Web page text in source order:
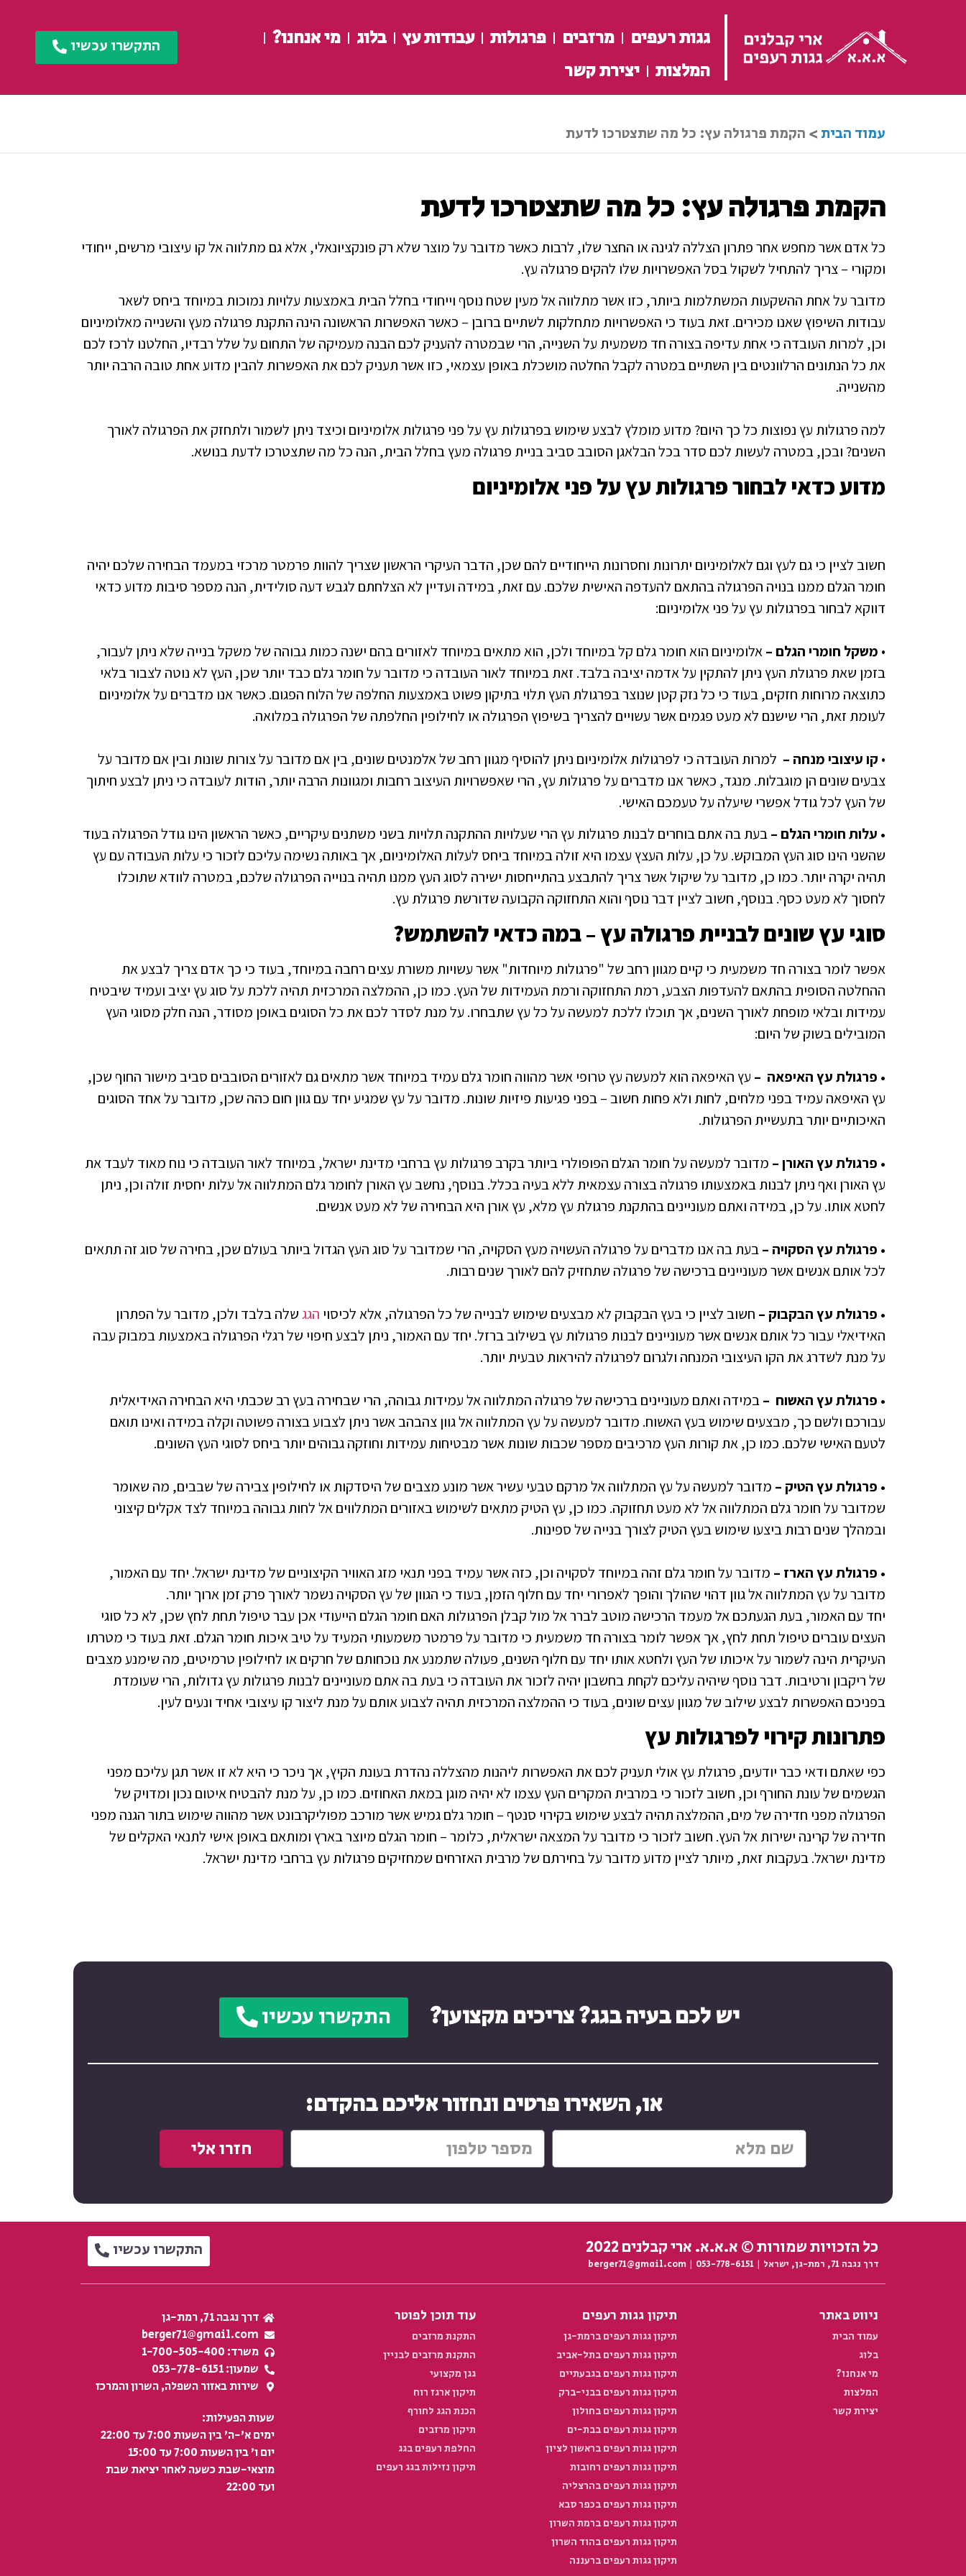
גגות רעפים מרזבים פרגולות עבודות עץ בלוג
מי אנחנו?
המלצות
יצירת קשר
התקשרו עכשיו
עמוד הבית> הקמת פרגולה עץ: כל מה שתצטרכו לדעת
הקמת פרגולה עץ: כל מה שתצטרכו לדעת
כל אדם אשר מחפש אחר פתרון הצללה לגינה או החצר שלו, לרבות כאשר מדובר על מוצר שלא רק פונקציונאלי, אלא גם מתלווה אל קו עיצובי מרשים, ייחודי
ומקורי – צריך להתחיל לשקול בסל האפשרויות שלו להקים פרגולה עץ.
מדובר על אחת ההשקעות המשתלמות ביותר, כזו אשר מתלווה אל מעין שטח נוסף וייחודי בחלל הבית באמצעות עלויות נמוכות במיוחד ביחס לשאר
עבודות השיפוץ שאנו מכירים. זאת בעוד כי האפשרויות מתחלקות לשתיים ברובן – כאשר האפשרות הראשונה הינה התקנת פרגולה מעץ והשנייה מאלומיניום
וכן, למרות העובדה כי אחת עדיפה בצורה חד משמעית על השנייה, הרי שבמטרה להעניק לכם הבנה מעמיקה של התחום על שלל רבדיו, החלטנו לרכז לכם
את כל הנתונים הרלוונטים בין השתיים במטרה לקבל החלטה מושכלת באופן עצמאי, כזו אשר תעניק לכם את האפשרות להבין מדוע אחת טובה הרבה יותר
מהשנייה.
למה פרגולות עץ נפוצות כל כך היום? מדוע מומלץ לבצע שימוש בפרגולות עץ על פני פרגולות אלומיניום וכיצד ניתן לשמור ולתחזק את הפרגולה לאורך
השנים? ובכן, במטרה לעשות לכם סדר בכל הבלאגן הסובב סביב בניית פרגולה מעץ בחלל הבית, הנה כל מה שתצטרכו לדעת בנושא.
מדוע כדאי לבחור פרגולות עץ על פני אלומיניום
חשוב לציין כי גם לעץ וגם לאלומיניום יתרונות וחסרונות הייחודיים להם שכן, הדבר העיקרי הראשון שצריך להוות פרמטר מרכזי במעמד הבחירה שלכם יהיה
חומר הגלם ממנו בנויה הפרגולה בהתאם להעדפה האישית שלכם. עם זאת, במידה ועדיין לא הצלחתם לגבש דעה סולידית, הנה מספר סיבות מדוע כדאי
דווקא לבחור בפרגולות עץ על פני אלומיניום:
• משקל חומרי הגלם –אלומיניום הוא חומר גלם קל במיוחד ולכן, הוא מתאים במיוחד לאזורים בהם ישנה כמות גבוהה של משקל בנייה שלא ניתן לעבור,
בזמן שאת פרגולת העץ ניתן להתקין על אדמה יציבה בלבד. זאת במיוחד לאור העובדה כי מדובר על חומר גלם כבד יותר שכן, העץ לא נוטה לצבור בלאי
כתוצאה מרוחות חזקים, בעוד כי כל נזק קטן שנוצר בפרגולת העץ תלוי בתיקון פשוט באמצעות החלפה של הלוח הפגום. כאשר אנו מדברים על אלומיניום
לעומת זאת, הרי שישנם לא מעט פגמים אשר עשויים להצריך בשיפוץ הפרגולה או לחילופין החלפתה של הפרגולה במלואה.
• קו עיצובי מנחה – למרות העובדה כי לפרגולות אלומיניום ניתן להוסיף מגוון רחב של אלמנטים שונים, בין אם מדובר על צורות שונות ובין אם מדובר על
צבעים שונים הן מוגבלות. מנגד, כאשר אנו מדברים על פרגולות עץ, הרי שאפשרויות העיצוב רחבות ומגוונות הרבה יותר, הודות לעובדה כי ניתן לבצע חיתוך
של העץ לכל גודל אפשרי שיעלה על טעמכם האישי.
• עלות חומרי הגלם –בעת בה אתם בוחרים לבנות פרגולות עץ הרי שעלויות ההתקנה תלויות בשני משתנים עיקריים, כאשר הראשון הינו גודל הפרגולה בעוד
שהשני הינו סוג העץ המבוקש. על כן, עלות העצץ עצמו היא זולה במיוחד ביחס לעלות האלומיניום, אך באותה נשימה עליכם לזכור כי עלות העבודה עם עץ
תהיה יקרה יותר. כמו כן, מדובר על שיקול אשר צריך להתבצע בהתייחסות ישירה לסוג העץ ממנו תהיה בנוייה הפרגולה שלכם, במטרה לוודא שתוכלו
לחסוך לא מעט כסף. בנוסף, חשוב לציין דבר נוסף והוא התחזוקה הקבועה שדורשת פרגולת עץ.
סוגי עץ שונים לבניית פרגולה עץ – במה כדאי להשתמש?
אפשר לומר בצורה חד משמעית כי קיים מגוון רחב של "פרגולות מיוחדות" אשר עשויות משורת עצים רחבה במיוחד, בעוד כי כך אדם צריך לבצע את
ההחלטה הסופית בהתאם להעדפות הצבע, רמת התחזוקה ורמת העמידות של העץ. כמו כן, ההמלצה המרכזית תהיה ללכת על סוג עץ יציב ועמיד שיבטיח
עמידות ובלאי מופחת לאורך השנים, אך תוכלו ללכת למעשה על כל עץ שתבחרו. על מנת לסדר לכם את כל הסוגים באופן מסודר, הנה חלק מסוגי העץ
המובילים בשוק של היום:
• פרגולת עץ האיפאה – עץ האיפאה הוא למעשה עץ טרופי אשר מהווה חומר גלם עמיד במיוחד אשר מתאים גם לאזורים הסובבים סביב מישור החוף שכן,
עץ האיפאה עמיד בפני מלחים, לחות ולא פחות חשוב – בפני פגיעות פיזיות שונות. מדובר על עץ שמגיע יחד עם גוון חום כהה שכן, מדובר על אחד הסוגים
האיכותיים יותר בתעשיית הפרגולות.
• פרגולת עץ האורן – מדובר למעשה על חומר הגלם הפופולרי ביותר בקרב פרגולות עץ ברחבי מדינת ישראל, במיוחד לאור העובדה כי נוח מאוד לעבד את
עץ האורן ואף ניתן לבנות באמצעותו פרגולה בצורה עצמאית ללא בעיה בכלל. בנוסף, נחשב עץ האורן לחומר גלם המתלווה אל עלות יחסית זולה וכן, ניתן
לחטא אותו. על כן, במידה ואתם מעוניינים בהתקנת פרגולת עץ מלא, עץ אורן היא הבחירה של לא מעט אנשים.
• פרגולת עץ הסקויה –בעת בה אנו מדברים על פרגולה העשויה מעץ הסקויה, הרי שמדובר על סוג העץ הגדול ביותר בעולם שכן, בחירה של סוג זה תתאים
לכל אותם אנשים אשר מעוניינים ברכישה של פרגולה שתחזיק להם לאורך שנים רבות.
• פרגולת עץ הבקבוק – חשוב לציין כי בעץ הבקבוק לא מבצעים שימוש לבנייה של כל הפרגולה, אלא לכיסוי הגגשלה בלבד ולכן, מדובר על הפתרון
האידיאלי עבור כל אותם אנשים אשר מעוניינים לבנות פרגולות עץ בשילוב ברזל. יחד עם האמור, ניתן לבצע חיפוי של רגלי הפרגולה באמצעות במבוק עבה
על מנת לשדרג את הקו העיצובי המנחה ולגרום לפרגולה להיראות טבעית יותר.
• פרגולת עץ האשוח –במידה ואתם מעוניינים ברכישה של פרגולה המתלווה אל עמידות גבוהה, הרי שבחירה בעץ רב שכבתי היא הבחירה האידיאלית
עבורכם ולשם כך, מבצעים שימוש בעץ האשוח. מדובר למעשה על עץ המתלווה אל גוון צהבהב אשר ניתן לצבוע בצורה פשוטה וקלה במידה ואינו תואם
לטעם האישי שלכם. כמו כן, את קורות העץ מרכיבים מספר שכבות שונות אשר מבטיחות עמידות וחוזקה גבוהים יותר ביחס לסוגי העץ השונים.
• פרגולת עץ הטיק – מדובר למעשה על עץ המתלווה אל מרקם טבעי עשיר אשר מונע מצבים של היסדקות או לחילופין צבירה של שבבים, מה שאומר
שמדובר על חומר גלם המתלווה אל לא מעט תחזוקה. כמו כן, עץ הטיק מתאים לשימוש באזורים המתלווים אל לחות גבוהה במיוחד לצד אקלים קיצוני
ובמהלך שנים רבות ביצעו שימוש בעץ הטיק לצורך בנייה של ספינות.
• פרגולת עץ הארז – מדובר על חומר גלם זהה במיוחד לסקויה וכן, כזה אשר עמיד בפני תנאי מזג האוויר הקיצוניים של מדינת ישראל. יחד עם האמור,
מדובר על עץ המתלווה אל גוון דהוי שהולך והופך לאפרורי יחד עם חלוף הזמן, בעוד כי הגוון של עץ הסקויה נשמר לאורך פרק זמן ארוך יותר.
יחד עם האמור, בעת הגעתכם אל מעמד הרכישה מוטב לברר אל מול קבלן הפרגולות האם חומר הגלם הייעודי אכן עבר טיפול תחת לחץ שכן, לא כל סוגי
העצים עוברים טיפול תחת לחץ, אך אפשר לומר בצורה חד משמעית כי מדובר על פרמטר משמעותי המעיד על טיב איכות חומר הגלם. זאת בעוד כי מטרתו
העיקרית הינה לשמור על איכותו של העץ ולחטא אותו יחד עם חלוף השנים, פעולה שתמנע את נוכחותם של חרקים או לחילופין טרמיטים, מה שימנע מצבים
של ריקבון ורטיבות. דבר נוסף שיהיה עליכם לקחת בחשבון יהיה לזכור את העובדה כי בעת בה אתם מעוניינים לבנות פרגולות עץ גדולות, הרי שעומדת
בפניכם האפשרות לבצע שילוב של מגוון עצים שונים, בעוד כי ההמלצה המרכזית תהיה לצבוע אותם על מנת ליצור קו עיצובי אחיד ונעים לעין.
פתרונות קירוי לפרגולות עץ
כפי שאתם ודאי כבר יודעים, פרגולת עץ אולי תעניק לכם את האפשרות ליהנות מהצללה נהדרת בעונת הקיץ, אך ניכר כי היא לא זו אשר תגן עליכם מפני
הגשמים של עונת החורף וכן, חשוב לזכור כי במרבית המקרים העץ עצמו לא יהיה מוגן במאת האחוזים. כמו כן, על מנת להבטיח איטום נכון ומדויק של
הפרגולה מפני חדירה של מים, ההמלצה תהיה לבצע שימוש בקירוי סנטף – חומר גלם גמיש אשר מורכב מפוליקרבונט אשר מהווה שימוש בתור הגנה מפני
חדירה של קרינה ישירות אל העץ. חשוב לזכור כי מדובר על המצאה ישראלית, כלומר – חומר הגלם מיוצר בארץ ומותאם באופן אישי לתנאי האקלים של
מדינת ישראל. בעקבות זאת, מיותר לציין מדוע מדובר על בחירתם של מרבית האזרחים שמחזיקים פרגולות עץ ברחבי מדינת ישראל.
יש לכם בעיה בגג? צריכים מקצוען? התקשרו עכשיו
או, השאירו פרטים ונחזור אליכם בהקדם:
חזרו אלי
כל הזכויות שמורות © א.א.א. ארי קבלנים 2022
דרך נגבה 71, רמת-גן, ישראל | 053-778-6151 | berger71@gmail.com
התקשרו עכשיו
ניווט באתר
עמוד הבית
בלוג
מי אנחנו?
המלצות
יצירת קשר
תיקון גגות רעפים
תיקון גגות רעפים ברמת-גן
תיקון גגות רעפים בתל-אביב
תיקון גגות רעפים בגבעתיים
תיקון גגות רעפים בבני-ברק
תיקון גגות רעפים בחולון
תיקון גגות רעפים בבת-ים
תיקון גגות רעפים בראשון לציון
תיקון גגות רעפים רחובות
תיקון גגות רעפים בהרצליה
תיקון גגות רעפים בכפר סבא
תיקון גגות רעפים ברמת השרון
תיקון גגות רעפים בהוד השרון
תיקון גגות רעפים ברעננה
עוד תוכן לפוטר
התקנת מרזבים
התקנת מרזבים לבניין
גגן מקצועי
תיקון ארגז רוח
הכנת הגג לחורף
תיקון מרזבים
החלפת רעפים בגג
תיקון נזילות בגג רעפים
דרך נגבה 71, רמת-גן
berger71@gmail.com
משרד: 1-700-505-400
שמעון: 053-778-6151
שירות באזור השפלה, השרון והמרכז
שעות הפעילות:
ימים א'-ה' בין השעות 7:00 עד 22:00
יום ו' בין השעות 7:00 עד 15:00
מוצאי-שבת כשעה לאחר יציאת שבת
ועד 22:00